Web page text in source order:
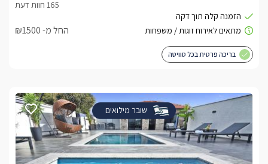
החל מ- ₪1500
בריכה פרטית בכל סוויטה
שובר מילואים